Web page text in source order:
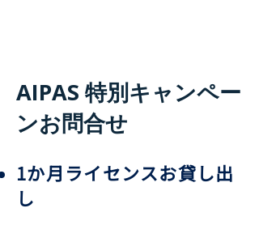
​AIPAS 特別キャンペー
ンお問合せ
1か月ライセンスお貸し出
し